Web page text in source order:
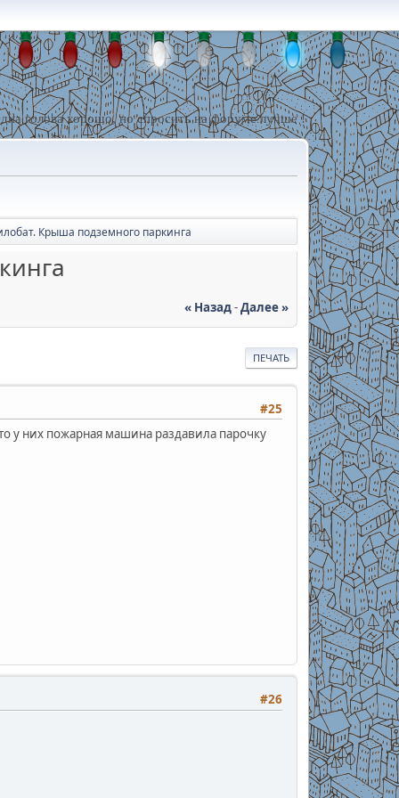
голова хорошо, но спросить на форуме лучше !
Крыша подземного паркинга
« Назад-Далее »
ПЕЧАТЬ
#25
у них пожарная машина раздавила парочку
#26